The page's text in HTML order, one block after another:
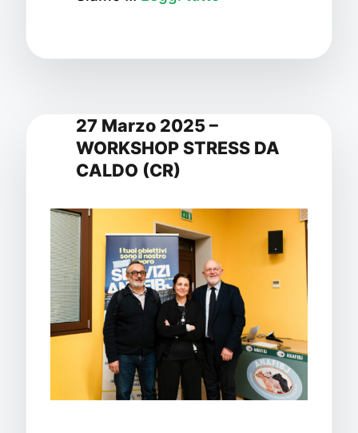
27 Marzo 2025 –
WORKSHOP STRESS DA
CALDO (CR)